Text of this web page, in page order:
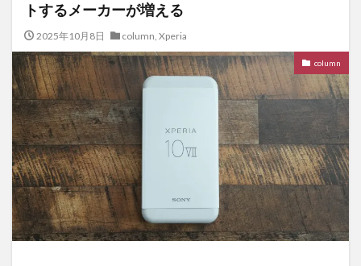
トするメーカーが増える
2025年10月8日 column, Xperia
column